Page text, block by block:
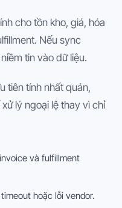
cho tồn kho, giá, hóa
Nếu sync
tin vào dữ liệu.
tiên tính nhất quán,
lý ngoại lệ thay vì chỉ
và fulfillment
hoặc lỗi vendor.